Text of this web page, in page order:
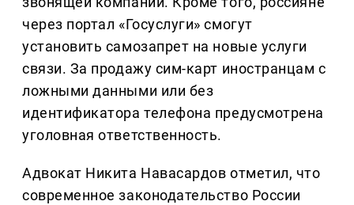
через портал «Госуслуги» смогут
установить самозапрет на новые услуги
связи. За продажу сим-карт иностранцам с
ложными данными или без
идентификатора телефона предусмотрена
уголовная ответственность.
Адвокат Никита Навасардов отметил, что
современное законодательство России